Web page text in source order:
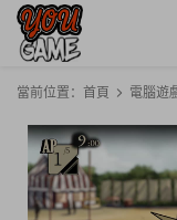
當前位置： 首頁 電腦遊